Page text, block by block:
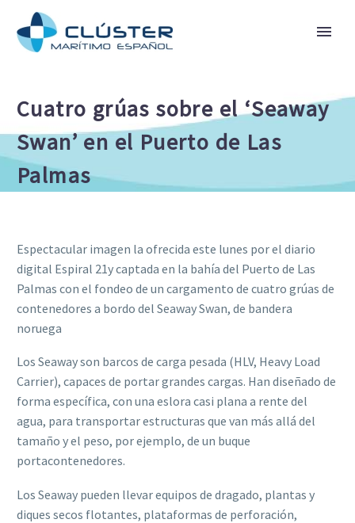
Cuatro grúas sobre el ‘Seaway
Swan’ en el Puerto de Las
Palmas
Espectacular imagen la ofrecida este lunes por el diario
digital Espiral 21y captada en la bahía del Puerto de Las
Palmas con el fondeo de un cargamento de cuatro grúas de
contenedores a bordo del Seaway Swan, de bandera
noruega
Los Seaway son barcos de carga pesada (HLV, Heavy Load
Carrier), capaces de portar grandes cargas. Han diseñado de
forma específica, con una eslora casi plana a rente del
agua, para transportar estructuras que van más allá del
tamaño y el peso, por ejemplo, de un buque
portacontenedores.
Los Seaway pueden llevar equipos de dragado, plantas y
diques secos flotantes, plataformas de perforación,